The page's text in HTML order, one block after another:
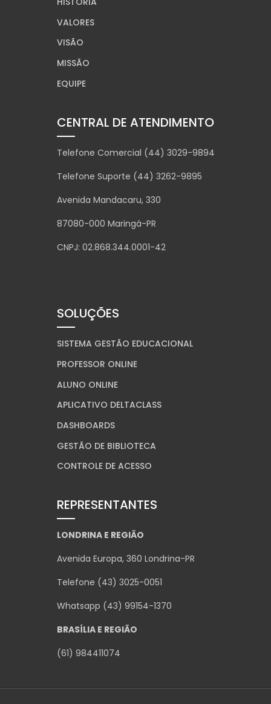
VALORES
VISÃO
MISSÃO
EQUIPE
CENTRAL DE ATENDIMENTO
Telefone Comercial (44) 3029-9894
Telefone Suporte (44) 3262-9895
Avenida Mandacaru, 330
87080-000 Maringá-PR
CNPJ: 02.868.344.0001-42
SOLUÇÕES
SISTEMA GESTÃO EDUCACIONAL
PROFESSOR ONLINE
ALUNO ONLINE
APLICATIVO DELTACLASS
DASHBOARDS
GESTÃO DE BIBLIOTECA
CONTROLE DE ACESSO
REPRESENTANTES
LONDRINA E REGIÃO
Avenida Europa, 360 Londrina-PR
Telefone (43) 3025-0051
Whatsapp (43) 99154-1370
BRASÍLIA E REGIÃO
(61) 984411074